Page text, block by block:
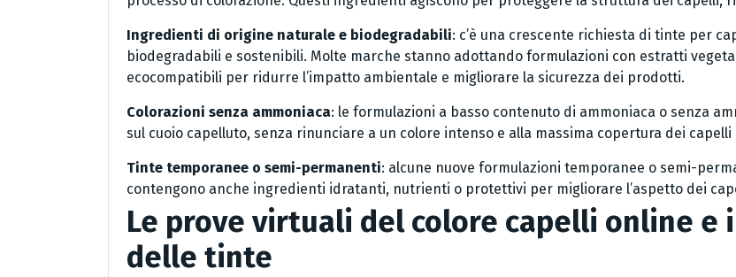
Ingredienti di origine naturale e biodegradabili: c’è una crescente richiesta di tinte per
biodegradabili e sostenibili. Molte marche stanno adottando formulazioni con estratti
ecocompatibili per ridurre l’impatto ambientale e migliorare la sicurezza dei prodotti.
Colorazioni senza ammoniaca: le formulazioni a basso contenuto di ammoniaca o senza
sul cuoio capelluto, senza rinunciare a un colore intenso e alla massima copertura dei capelli
Tinte temporanee o semi-permanenti: alcune nuove formulazioni temporanee o semi-
contengono anche ingredienti idratanti, nutrienti o protettivi per migliorare l’aspetto dei
Le prove virtuali del colore capelli online e
delle tinte